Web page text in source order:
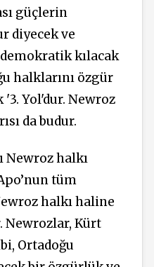
güçlerin
diyecek ve
kılacak
halklarını özgür
Yol'dur. Newroz
da budur.
Newroz halkı
tüm
halkı haline
Newrozlar, Kürt
Ortadoğu